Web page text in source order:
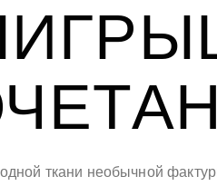
ткани необычной